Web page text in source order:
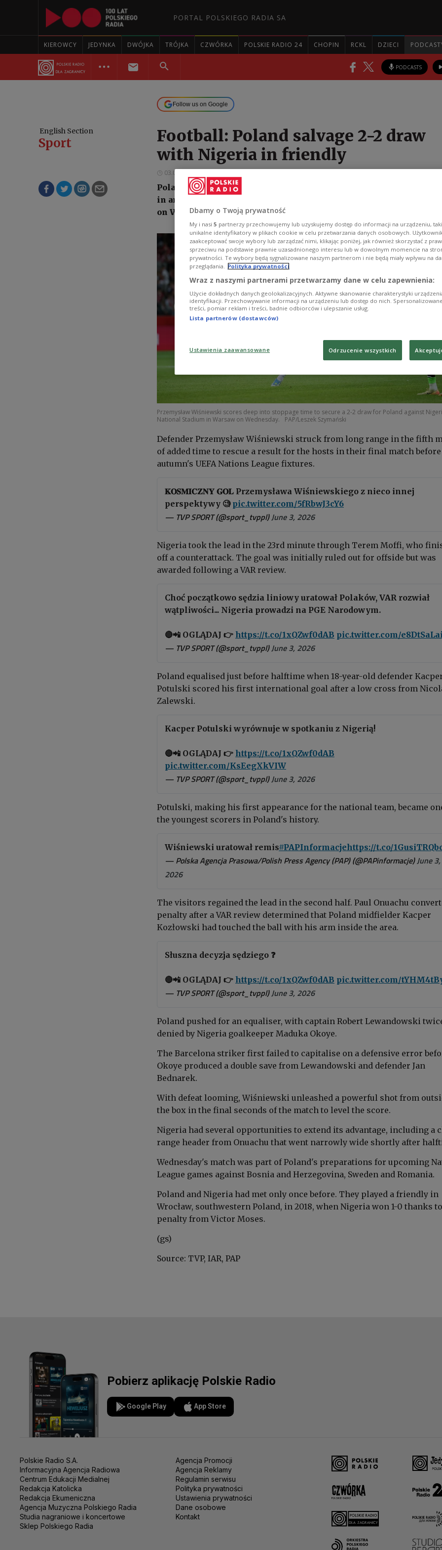
PORTAL POLSKIEGO RADIA SA
KIEROWCY JEDYNKA DWÓJKA TRÓJKA CZWÓRKA POLSKIE RADIO 24 CHOPIN RCKL DZIECI
PODCASTS
Follow us on Google
English Section
Sport
Football: Poland salvage 2-2 draw
with Nigeria in friendly
03.06.2026 23:45
Poland scored deep into stoppage time to earn a 2-2 draw with
in an international football friendly at the National Stadium in
on Wednesday.
Przemysław Wiśniewski scores deep into stoppage time to secure a 2-2 draw for Poland against
National Stadium in Warsaw on Wednesday.
PAP/Leszek Szymański
Defender Przemysław Wiśniewski struck from long range in the fifth
of added time to rescue a result for the hosts in their final match
autumn's UEFA Nations League fixtures.
𝐊𝐎𝐒𝐌𝐈𝐂𝐙𝐍𝐘 𝐆𝐎𝐋 Przemysława Wiśniewskiego z nieco innej
perspektywy 🧐 pic.twitter.com/5fRbwJ3cY6
— TVP SPORT (@sport_tvppl)June 3, 2026
Nigeria took the lead in the 23rd minute through Terem Moffi, who
off a counterattack. The goal was initially ruled out for offside but was
awarded following a VAR review.
Choć początkowo sędzia liniowy uratował Polaków, VAR rozwiał
wątpliwości... Nigeria prowadzi na PGE Narodowym.
🔴📲 OGLĄDAJ 👉 https://t.co/1xQZwf0dAB pic.twitter.com/
— TVP SPORT (@sport_tvppl)June 3, 2026
Poland equalised just before halftime when 18-year-old defender
Potulski scored his first international goal after a low cross from
Zalewski.
Kacper Potulski wyrównuje w spotkaniu z Nigerią!
🔴📲 OGLĄDAJ 👉 https://t.co/1xQZwf0dAB
pic.twitter.com/KsEegXkVIW
— TVP SPORT (@sport_tvppl)June 3, 2026
Potulski, making his first appearance for the national team, became
the youngest scorers in Poland's history.
Wiśniewski uratował remis#PAPInformacjehttps://t.co/
— Polska Agencja Prasowa/Polish Press Agency (PAP) (@PAPinformacje)June 3,
2026
The visitors regained the lead in the second half. Paul Onuachu
penalty after a VAR review determined that Poland midfielder Kacper
Kozłowski had touched the ball with his arm inside the area.
Słuszna decyzja sędziego ❓
🔴📲 OGLĄDAJ 👉 https://t.co/1xQZwf0dAB pic.twitter.com/
— TVP SPORT (@sport_tvppl)June 3, 2026
Poland pushed for an equaliser, with captain Robert Lewandowski
denied by Nigeria goalkeeper Maduka Okoye.
The Barcelona striker first failed to capitalise on a defensive error
Okoye produced a double save from Lewandowski and defender Jan
Bednarek.
With defeat looming, Wiśniewski unleashed a powerful shot from
the box in the final seconds of the match to level the score.
Nigeria had several opportunities to extend its advantage, including a
range header from Onuachu that went narrowly wide shortly after
Wednesday's match was part of Poland's preparations for upcoming
League games against Bosnia and Herzegovina, Sweden and Romania.
Poland and Nigeria had met only once before. They played a friendly in
Wrocław, southwestern Poland, in 2018, when Nigeria won 1-0 thanks
penalty from Victor Moses.
(gs)
Source: TVP, IAR, PAP
Pobierz aplikację Polskie Radio
Google Play App Store
Polskie Radio S.A.
Informacyjna Agencja Radiowa
Centrum Edukacji Medialnej
Redakcja Katolicka
Redakcja Ekumeniczna
Agencja Muzyczna Polskiego Radia
Studia nagraniowe i koncertowe
Sklep Polskiego Radia
Agencja Promocji
Agencja Reklamy
Regulamin serwisu
Polityka prywatności
Ustawienia prywatności
Dane osobowe
Kontakt
Dbamy o Twoją prywatność
My i nasi 5 partnerzy przechowujemy lub uzyskujemy dostęp do informacji na urządzeniu,
unikalne identyfikatory w plikach cookie w celu przetwarzania danych osobowych.
zaakceptować swoje wybory lub zarządzać nimi, klikając poniżej, jak również skorzystać z
sprzeciwu na podstawie prawnie uzasadnionego interesu lub w dowolnym momencie na
prywatności. Te wybory będą sygnalizowane naszym partnerom i nie będą miały wpływu na
przeglądania. Polityka prywatności
Wraz z naszymi partnerami przetwarzamy dane w celu zapewnienia:
Użycie dokładnych danych geolokalizacyjnych. Aktywne skanowanie charakterystyki
identyfikacji. Przechowywanie informacji na urządzeniu lub dostęp do nich.
treści, pomiar reklam i treści, badnie odbiorców i ulepszanie usług.
Lista partnerów (dostawców)
Ustawienia zaawansowane Odrzucenie wszystkich